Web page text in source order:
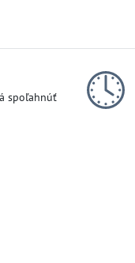
spoľahnúť